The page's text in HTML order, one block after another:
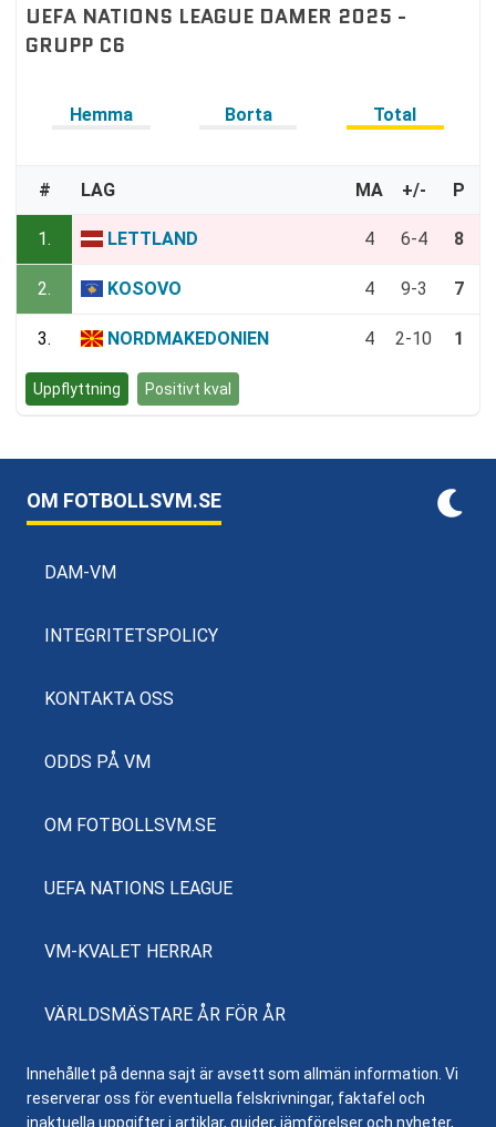
UEFA NATIONS LEAGUE DAMER 2025 -
GRUPP C6
Hemma Borta Total
# LAG MA +/- P
1. LETTLAND 4 6-4 8
2. KOSOVO 4 9-3 7
3. NORDMAKEDONIEN 4 2-10 1
Uppflyttning Positivt kval
OM FOTBOLLSVM.SE
DAM-VM
INTEGRITETSPOLICY
KONTAKTA OSS
ODDS PÅ VM
OM FOTBOLLSVM.SE
UEFA NATIONS LEAGUE
VM-KVALET HERRAR
VÄRLDSMÄSTARE ÅR FÖR ÅR
Innehållet på denna sajt är avsett som allmän information. Vi
reserverar oss för eventuella felskrivningar, faktafel och
inaktuella uppgifter i artiklar, guider, jämförelser och nyheter,